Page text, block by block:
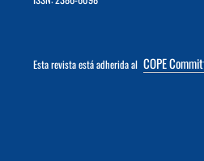
Esta revista está adherida al COPE